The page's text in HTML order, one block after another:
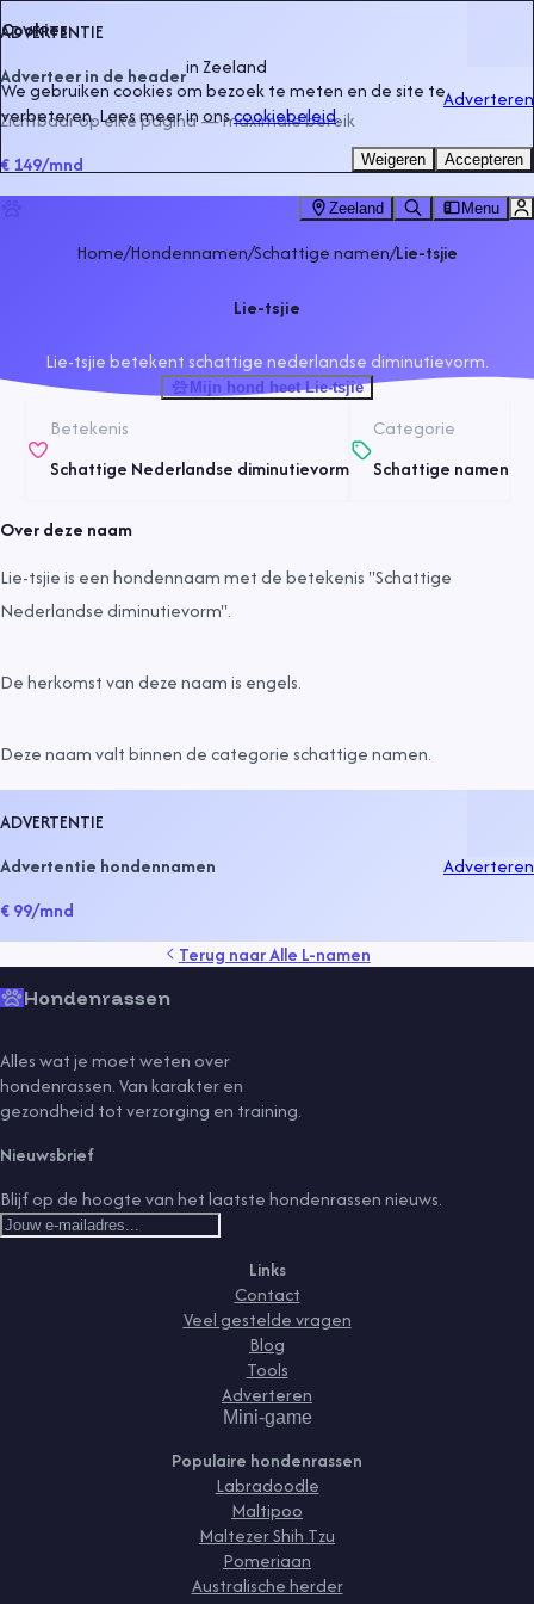
ADVERTENTIE
Adverteer in de headerinZeeland
Zichtbaar op elke pagina — maximale bereik
€ 149/mnd
Adverteren
Zeeland Menu
Home/Hondennamen/Schattige namen/Lie-tsjie
Lie-tsjie
Lie-tsjie betekent schattige nederlandse diminutievorm.
Mijn hond heet Lie-tsjie
Betekenis
Schattige Nederlandse diminutievorm
Categorie
Schattige namen
Over deze naam
Lie-tsjie is een hondennaam met de betekenis "Schattige
Nederlandse diminutievorm".
De herkomst van deze naam is engels.
Deze naam valt binnen de categorieschattige namen.
ADVERTENTIE
Advertentie hondennamen
€ 99/mnd
Adverteren
Terug naarAlle L-namen
Hondenrassen
Alles wat je moet weten over
hondenrassen. Van karakter en
gezondheid tot verzorging en training.
Nieuwsbrief
Blijf op de hoogte van het laatste hondenrassen nieuws.
Links
Contact
Veel gestelde vragen
Blog
Tools
Adverteren
Mini-game
Populaire hondenrassen
Labradoodle
Maltipoo
Maltezer Shih Tzu
Pomeriaan
Australische herder
Cookies
We gebruiken cookies om bezoek te meten en de site te
verbeteren. Lees meer in onscookiebeleid.
Weigeren Accepteren